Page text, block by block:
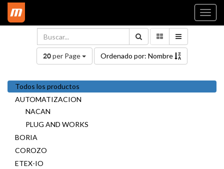
20per Page Ordenado por: Nombre
Todos los productos
AUTOMATIZACION
NACAN
PLUG AND WORKS
BORIA
COROZO
ETEX-IO